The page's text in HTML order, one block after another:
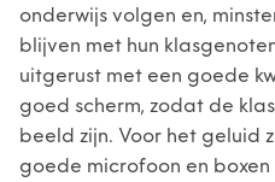
onderwijs volgen en,
blijven met hun
uitgerust met een goede
goed scherm, zodat de
beeld zijn. Voor het geluid
goede microfoon en